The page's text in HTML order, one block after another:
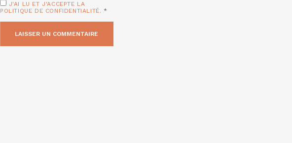
J'AI LU ET J'ACCEPTE LA
POLITIQUE DE CONFIDENTIALITÉ. *